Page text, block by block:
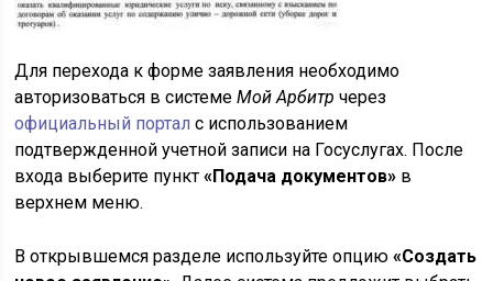
Для перехода к форме заявления необходимо
авторизоваться в системеМой Арбитр через
официальный портал с использованием
подтвержденной учетной записи на Госуслугах. После
входа выберите пункт«Подача документов» в
верхнем меню.
В открывшемся разделе используйте опцию«Создать